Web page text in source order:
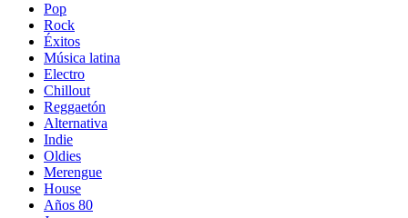
Pop
Rock
Éxitos
Música latina
Electro
Chillout
Reggaetón
Alternativa
Indie
Oldies
Merengue
House
Años 80